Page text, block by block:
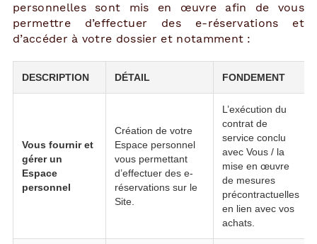
personnelles sont mis en œuvre afin de vous
permettre d’effectuer des e-réservations et
d’accéder à votre dossier et notamment :
DESCRIPTION DÉTAIL FONDEMENT
Vous fournir et
gérer un
Espace
personnel
Création de votre
Espace personnel
vous permettant
d’effectuer des e-
réservations sur le
Site.
L’exécution du
contrat de
service conclu
avec Vous / la
mise en œuvre
de mesures
précontractuelles
en lien avec vos
achats.